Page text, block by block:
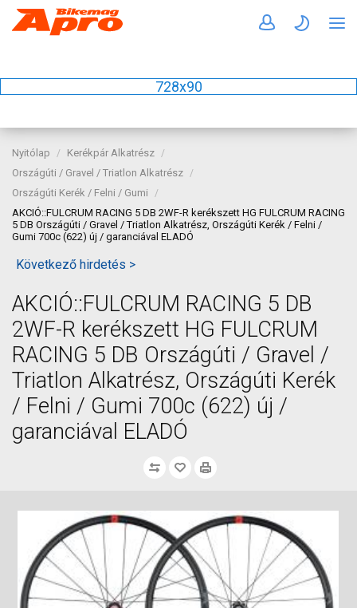
728x90
Nyitólap
Kerékpár Alkatrész
Országúti / Gravel / Triatlon Alkatrész
Országúti Kerék / Felni / Gumi
AKCIÓ::FULCRUM RACING 5 DB 2WF-R kerékszett HG FULCRUM RACING
5 DB Országúti / Gravel / Triatlon Alkatrész, Országúti Kerék / Felni /
Gumi 700c (622) új / garanciával ELADÓ
Következő hirdetés >
AKCIÓ::FULCRUM RACING 5 DB
2WF-R kerékszett HG FULCRUM
RACING 5 DB Országúti / Gravel /
Triatlon Alkatrész, Országúti Kerék
/ Felni / Gumi 700c (622) új /
garanciával ELADÓ